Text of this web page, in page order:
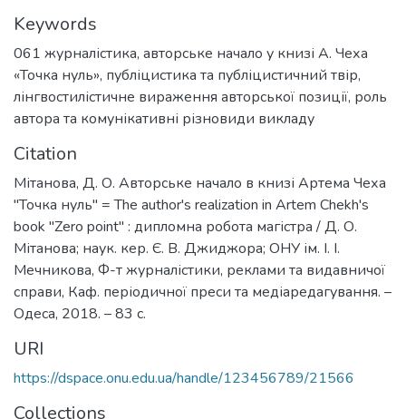
Keywords
061 журналістика, авторське начало у книзі А. Чеха
«Точка нуль», публіцистика та публіцистичний твір,
лінгвостилістичне вираження авторської позиції, роль
автора та комунікативні різновиди викладу
Citation
Мітанова, Д. О. Авторське начало в книзі Артема Чеха
"Точка нуль" = The author's realization in Artem Chekh's
book "Zero point" : дипломна робота магістра / Д. О.
Мітанова; наук. кер. Є. В. Джиджора; ОНУ ім. І. І.
Мечникова, Ф-т журналістики, реклами та видавничої
справи, Каф. періодичної преси та медіаредагування. –
Одеса, 2018. – 83 с.
URI
https://dspace.onu.edu.ua/handle/123456789/21566
Collections